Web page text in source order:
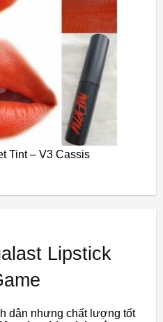
Tint – V3 Cassis
Lipstick
dân nhưng chất lượng tốt